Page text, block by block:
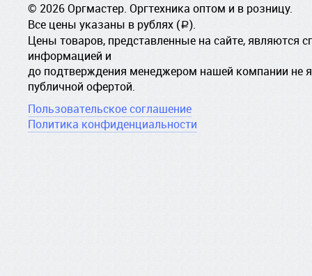
© 2026 Оргмастер. Оргтехника оптом и в розницу.
Все цены указаны в рублях (a).
Цены товаров, представленные на сайте, являются
информацией и
до подтверждения менеджером нашей компании не
публичной офертой.
Пользовательское соглашение
Политика конфиденциальности